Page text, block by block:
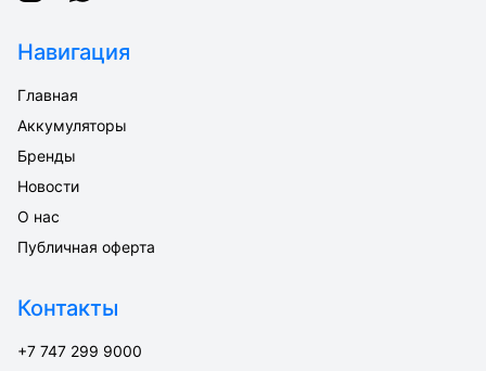
Навигация
Главная
Аккумуляторы
Бренды
Новости
О нас
Публичная оферта
Контакты
+7 747 299 9000